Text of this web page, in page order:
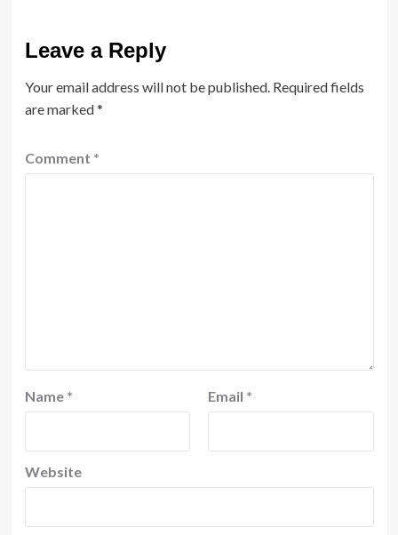
Leave a Reply
Your email address will not be published. Required fields
are marked*
Comment *
Name * Email *
Website